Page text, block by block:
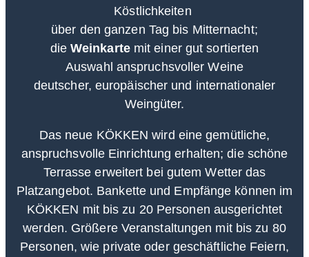
Köstlichkeiten
über den ganzen Tag bis Mitternacht;
die Weinkartemit einer gut sortierten
Auswahl anspruchsvoller Weine
deutscher, europäischer und internationaler
Weingüter.
Das neue KÖKKEN wird eine gemütliche,
anspruchsvolle Einrichtung erhalten; die schöne
Terrasse erweitert bei gutem Wetter das
Platzangebot. Bankette und Empfänge können im
KÖKKEN mit bis zu 20 Personen ausgerichtet
werden. Größere Veranstaltungen mit bis zu 80
Personen, wie private oder geschäftliche Feiern,